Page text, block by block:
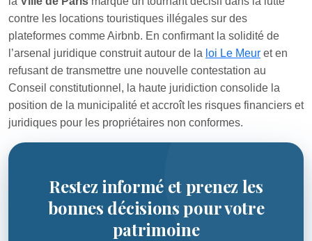
contre les locations touristiques illégales sur des
plateformes comme Airbnb. En confirmant la solidité de
l’arsenal juridique construit autour de la loi Le Meur et en
refusant de transmettre une nouvelle contestation au
Conseil constitutionnel, la haute juridiction consolide la
position de la municipalité et accroît les risques financiers et
juridiques pour les propriétaires non conformes.
Restez informé et prenez les
bonnes décisions pour votre
patrimoine